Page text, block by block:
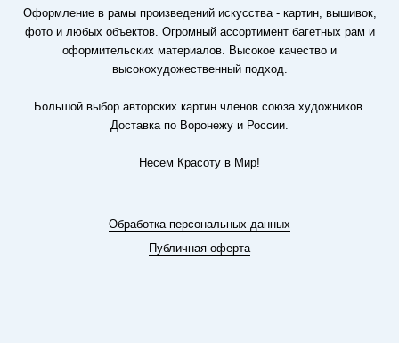
Оформление в рамы произведений искусства - картин, вышивок,
фото и любых объектов. Огромный ассортимент багетных рам и
оформительских материалов. Высокое качество и
высокохудожественный подход.
Большой выбор авторских картин членов союза художников.
Доставка по Воронежу и России.
Несем Красоту в Мир!
Обработка персональных данных
Публичная оферта